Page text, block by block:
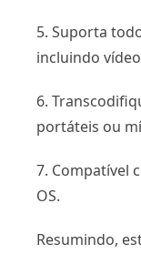
5. Suporta
incluindo
6.
portáteis ou
7. Compatível
OS.
Resumindo,